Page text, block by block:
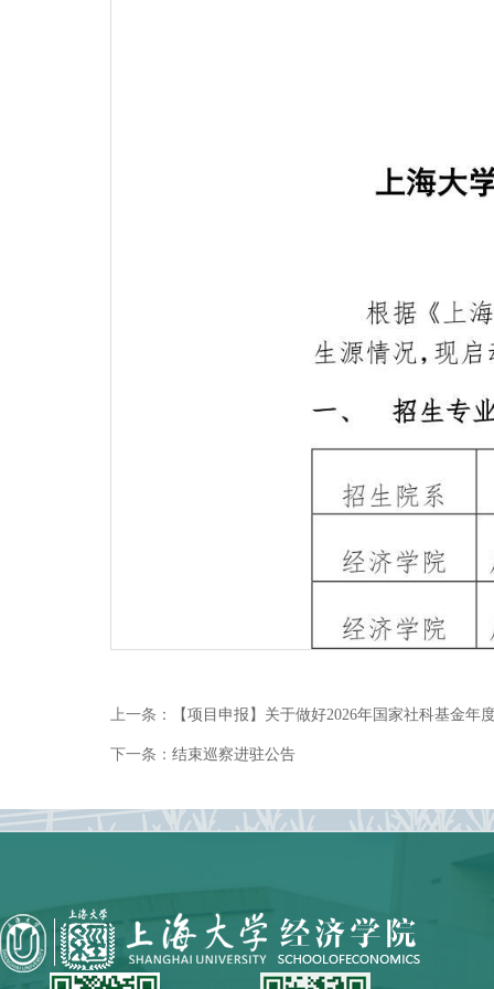
上一条： 【项目申报】关于做好2026年国家社科基金年
下一条： 结束巡察进驻公告